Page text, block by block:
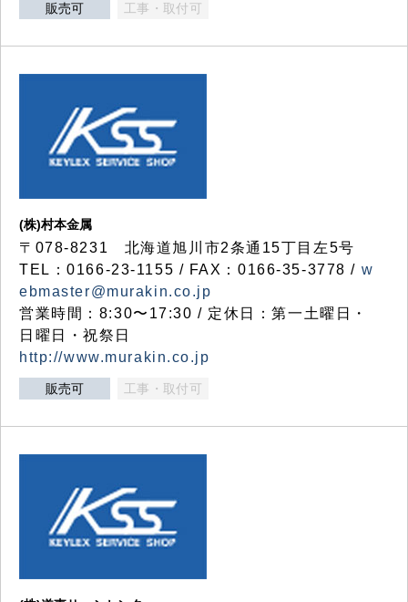
販売可 工事・取付可
(株)村本金属
〒078-8231 北海道旭川市2条通15丁目左5号
TEL：0166-23-1155 / FAX：0166-35-3778 / w
ebmaster@murakin.co.jp
営業時間：8:30〜17:30 / 定休日：第一土曜日・
日曜日・祝祭日
http://www.murakin.co.jp
販売可 工事・取付可